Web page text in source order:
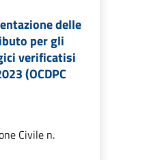
delle
per gli
verificatisi
(OCDPC
Civile n.